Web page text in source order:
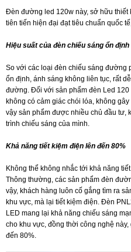
Đèn đường led 120w này, sở hữu thiết
tiên tiến hiện đại đạt tiêu chuẩn quốc
Hiệu suất của đèn chiếu sáng ổn định
So với các loại đèn chiếu sáng đường
ổn định, ánh sáng không liên tục, rất
đường. Đối với sản phẩm đèn Led
không có cảm giác chói lóa, không
vậy sản phẩm được nhiều chủ đầu tư,
trình chiếu sáng của mình.
Khả năng tiết kiệm điện lên đến 80%
Không thể không nhắc tới khả năng
Thông thường, các sản phẩm đèn
vậy, khách hàng luôn cố gắng tìm ra
khu vực, mà lại tiết kiệm điện. Đèn
LED mang lại khả năng chiếu sáng
cho khu vực, đồng thời công nghệ
đến 80%.